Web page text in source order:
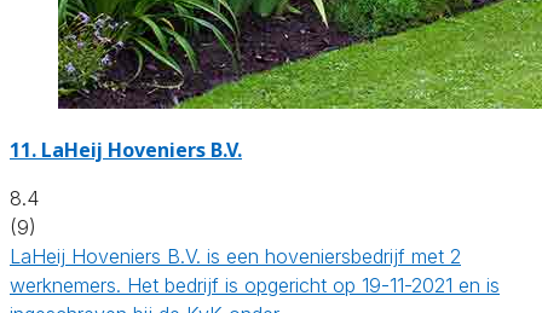
11. LaHeij Hoveniers B.V.
8.4
(9)
LaHeij Hoveniers B.V. is een hoveniersbedrijf met 2
werknemers. Het bedrijf is opgericht op 19-11-2021 en is